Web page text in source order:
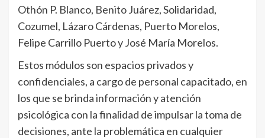
Othón P. Blanco, Benito Juárez, Solidaridad,
Cozumel, Lázaro Cárdenas, Puerto Morelos,
Felipe Carrillo Puerto y José María Morelos.
Estos módulos son espacios privados y
confidenciales, a cargo de personal capacitado, en
los que se brinda información y atención
psicológica con la finalidad de impulsar la toma de
decisiones, ante la problemática en cualquier